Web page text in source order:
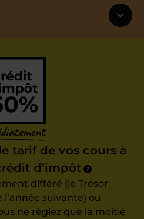
tarif de vos cours à
d’impôt
?
différé (le Trésor
suivante) ou
ne règlez que la moitié